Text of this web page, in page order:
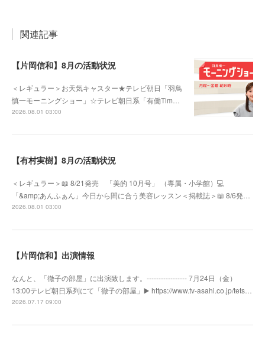
関連記事
【片岡信和】8月の活動状況
＜レギュラー＞お天気キャスター★テレビ朝日「羽鳥
慎一モーニングショー」☆テレビ朝日系「有働Tim…
2026.08.01 03:00
【有村実樹】8月の活動状況
＜レギュラー＞📖 8/21発売 「美的 10月号」 （専属・小学館）💻
「&amp;あんふぁん」今日から間に合う美容レッスン＜掲載誌＞📖 8/6発…
2026.08.01 03:00
【片岡信和】出演情報
なんと、「徹子の部屋」に出演致します。----------------- 7月24日（金）
13:00テレビ朝日系列にて「徹子の部屋」▶️ https://www.tv-asahi.co.jp/tets…
2026.07.17 09:00